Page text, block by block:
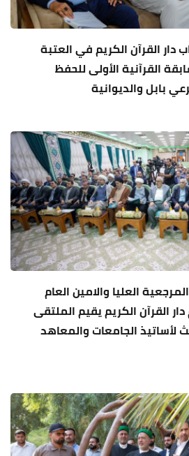
دار القرآن الكريم في العتبة
القرآنية الأولى للحفظ
بابل والديوانية
العليا والامين العام
القرآن الكريم يقيم الملتقى
لأساتيذ الجامعات والمعاهد